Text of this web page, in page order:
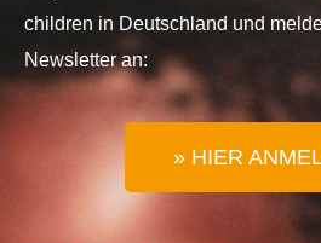
children in Deutschland und
Newsletter an:
» HIER